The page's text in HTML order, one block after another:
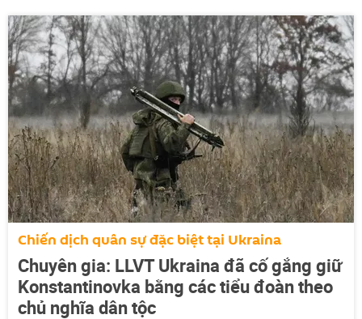
Chiến dịch quân sự đặc biệt tại Ukraina
Chuyên gia: LLVT Ukraina đã cố gắng giữ
Konstantinovka bằng các tiểu đoàn theo
chủ nghĩa dân tộc